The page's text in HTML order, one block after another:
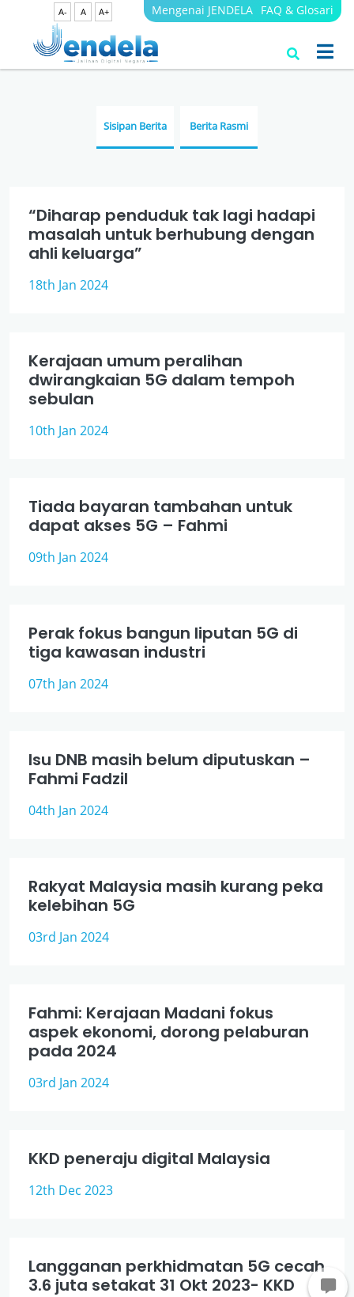
A- A A+ Mengenai JENDELA FAQ & Glosari
Berita
Sisipan Berita Berita Rasmi
“Diharap penduduk tak lagi hadapi
masalah untuk berhubung dengan
ahli keluarga”
18th Jan 2024
Kerajaan umum peralihan
dwirangkaian 5G dalam tempoh
sebulan
10th Jan 2024
Tiada bayaran tambahan untuk
dapat akses 5G – Fahmi
09th Jan 2024
Perak fokus bangun liputan 5G di
tiga kawasan industri
07th Jan 2024
Isu DNB masih belum diputuskan –
Fahmi Fadzil
04th Jan 2024
Rakyat Malaysia masih kurang peka
kelebihan 5G
03rd Jan 2024
Fahmi: Kerajaan Madani fokus
aspek ekonomi, dorong pelaburan
pada 2024
03rd Jan 2024
KKD peneraju digital Malaysia
12th Dec 2023
Langganan perkhidmatan 5G cecah
3.6 juta setakat 31 Okt 2023- KKD